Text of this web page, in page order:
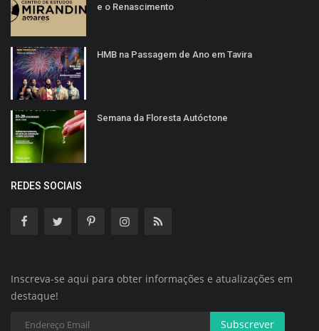
e o Renascimento
HMB na Passagem de Ano em Tavira
Semana da Floresta Autóctone
REDES SOCIAIS
Inscreva-se aqui para obter informações e atualizações em
destaque!
Subscrever